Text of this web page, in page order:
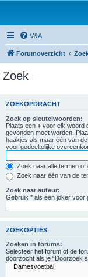
V&A
Forumoverzicht
Zoek
ZOEKOPDRACHT
Zoek op sleutelwoorden:
Plaats een + voor elk woord
gevonden moet worden.
haakjes als maar één van
voor gedeeltelijke
Zoek naar alle termen
Zoek naar één van de
Zoek naar auteur:
Gebruik * als een joker voor
ZOEKOPTIES
Zoeken in forums:
Selecteer het forum of de
doorzocht als je “Doorzoek